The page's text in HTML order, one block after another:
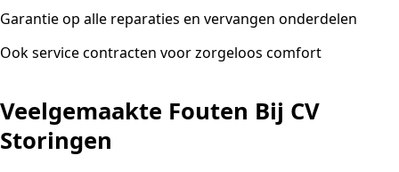
Garantie op alle reparaties en vervangen onderdelen
Ook service contracten voor zorgeloos comfort
Veelgemaakte Fouten Bij CV
Storingen